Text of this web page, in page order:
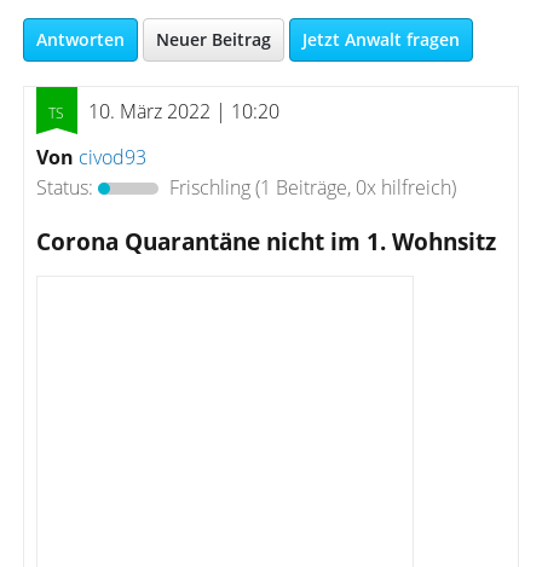
Antworten Neuer Beitrag Jetzt Anwalt fragen
10. März 2022 | 10:20
Von civod93
Status:
Frischling(1 Beiträge, 0x hilfreich)
Corona Quarantäne nicht im 1. Wohnsitz